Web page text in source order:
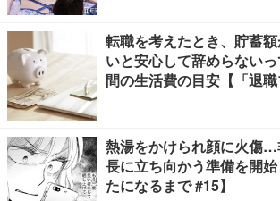
転職を考えたとき、貯蓄
いと安心して辞めらない
間の生活費の目安【「退職
熱湯をかけられ顔に火傷
長に立ち向かう準備を開
たになるまで #15】